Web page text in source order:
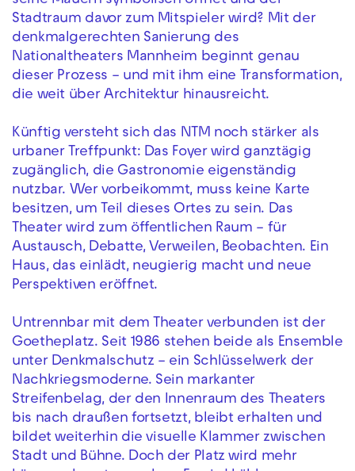
Stadtraum davor zum Mitspieler wird? Mit der
denkmalgerechten Sanierung des
Nationaltheaters Mannheim beginnt genau
dieser Prozess – und mit ihm eine Transformation,
die weit über Architektur hinausreicht.
Künftig versteht sich das NTM noch stärker als
urbaner Treffpunkt: Das Foyer wird ganztägig
zugänglich, die Gastronomie eigenständig
nutzbar. Wer vorbeikommt, muss keine Karte
besitzen, um Teil dieses Ortes zu sein. Das
Theater wird zum öffentlichen Raum – für
Austausch, Debatte, Verweilen, Beobachten. Ein
Haus, das einlädt, neugierig macht und neue
Perspektiven eröffnet.
Untrennbar mit dem Theater verbunden ist der
Goetheplatz. Seit 1986 stehen beide als Ensemble
unter Denkmalschutz – ein Schlüsselwerk der
Nachkriegsmoderne. Sein markanter
Streifenbelag, der den Innenraum des Theaters
bis nach draußen fortsetzt, bleibt erhalten und
bildet weiterhin die visuelle Klammer zwischen
Stadt und Bühne. Doch der Platz wird mehr